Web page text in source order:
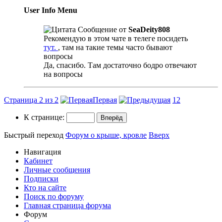
User Info Menu
Сообщение от SeaDeity808
Рекомендую в этом чате в телеге посидеть
тут. , там на такие темы часто бывают
вопросы
Да, спасибо. Там достаточно бодро отвечают
на вопросы
Страница 2 из 2 Первая 1 2
К странице:
Быстрый переход Форум о крыше, кровле Вверх
Навигация
Кабинет
Личные сообщения
Подписки
Кто на сайте
Поиск по форуму
Главная страница форума
Форум